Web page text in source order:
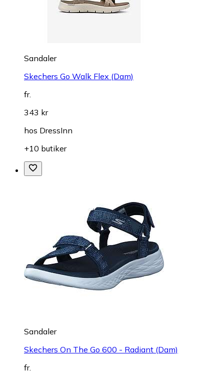
Sandaler
Skechers Go Walk Flex (Dam)
fr.
343 kr
hos DressInn
+10 butiker
Sandaler
Skechers On The Go 600 - Radiant (Dam)
fr.